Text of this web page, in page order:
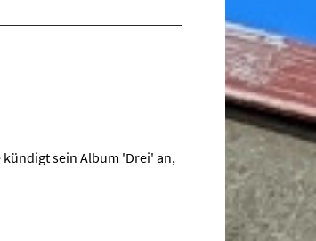
kündigt sein Album 'Drei' an,